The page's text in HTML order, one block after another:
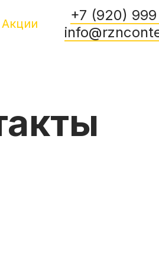
Акции
+7 (920) 999